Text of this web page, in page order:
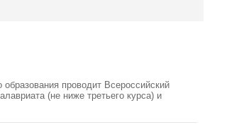
проводит Всероссийский
(не ниже третьего курса) и